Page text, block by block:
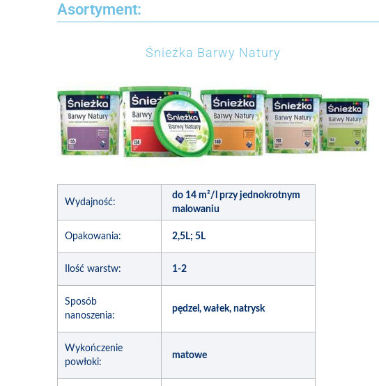
Asortyment:
Śnieżka Barwy Natury
Wydajność:
do 14 m²/l przy jednokrotnym
malowaniu
Opakowania: 2,5L; 5L
Ilość warstw: 1-2
Sposób
nanoszenia:
pędzel, wałek, natrysk
Wykończenie
powłoki:
matowe